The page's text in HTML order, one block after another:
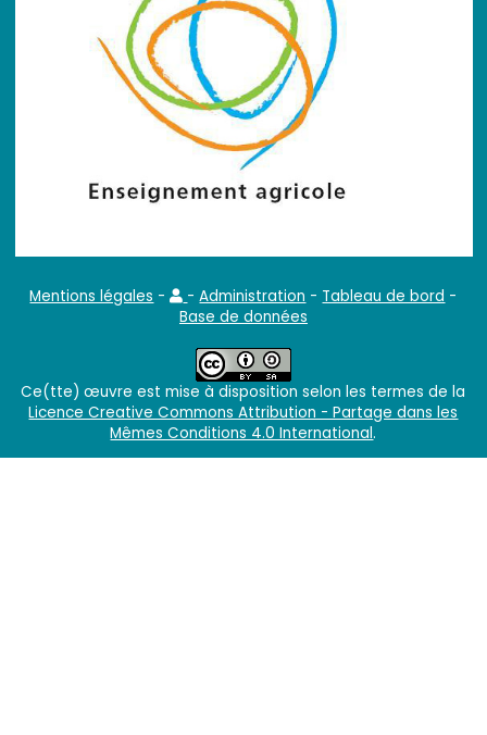
Mentions légales - -Administration - Tableau de bord -
Base de données
Ce(tte) œuvre est mise à disposition selon les termes de la
Licence Creative Commons Attribution - Partage dans les
Mêmes Conditions 4.0 International.